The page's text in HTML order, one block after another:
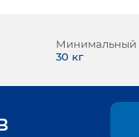
Минимальный
30 кг